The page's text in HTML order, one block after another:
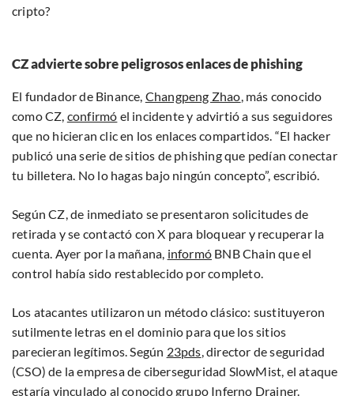
cripto?
CZ advierte sobre peligrosos enlaces de phishing
El fundador de Binance, Changpeng Zhao, más conocido
como CZ, confirmó el incidente y advirtió a sus seguidores
que no hicieran clic en los enlaces compartidos. “El hacker
publicó una serie de sitios de phishing que pedían conectar
tu billetera. No lo hagas bajo ningún concepto”, escribió.
Según CZ, de inmediato se presentaron solicitudes de
retirada y se contactó con X para bloquear y recuperar la
cuenta. Ayer por la mañana, informó BNB Chain que el
control había sido restablecido por completo.
Los atacantes utilizaron un método clásico: sustituyeron
sutilmente letras en el dominio para que los sitios
parecieran legítimos. Según 23pds, director de seguridad
(CSO) de la empresa de ciberseguridad SlowMist, el ataque
estaría vinculado al conocido grupo Inferno Drainer.